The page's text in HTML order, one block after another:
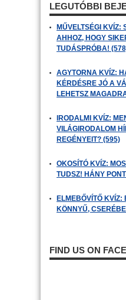
LEGUTÓBBI
MŰVELTSÉGI KVÍZ:
AHHOZ, HOGY
TUDÁSPRÓBA!
AGYTORNA KVÍZ:
KÉRDÉSRE JÓ A
LEHETSZ
IRODALMI KVÍZ:
VILÁGIRODALOM
REGÉNYEIT? (595)
OKOSÍTÓ KVÍZ:
TUDSZ! HÁNY
ELMEBŐVÍTŐ KVÍZ:
KÖNNYŰ,
FIND US ON